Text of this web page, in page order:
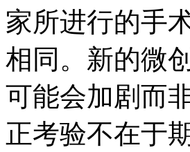
家所进行的手
相同。新的微
可能会加剧而
正考验不在于